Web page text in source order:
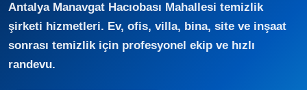
Antalya Manavgat Hacıobası Mahallesi temizlik
şirketi hizmetleri. Ev, ofis, villa, bina, site ve inşaat
sonrası temizlik için profesyonel ekip ve hızlı
randevu.